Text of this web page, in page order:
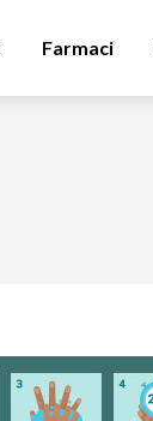
Farmaci